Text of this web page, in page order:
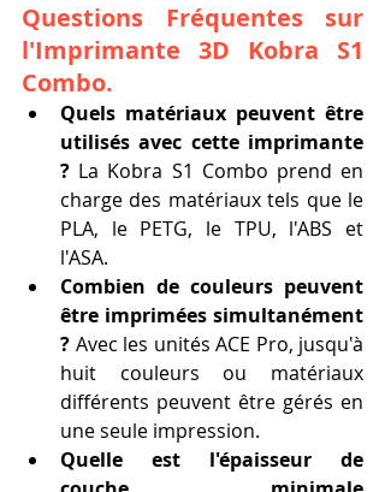
Questions Fréquentes sur
l'Imprimante 3D Kobra S1
Combo.
Quels matériaux peuvent être
utilisés avec cette imprimante
? La Kobra S1 Combo prend en
charge des matériaux tels que le
PLA, le PETG, le TPU, l'ABS et
l'ASA.
Combien de couleurs peuvent
être imprimées simultanément
? Avec les unités ACE Pro, jusqu'à
huit couleurs ou matériaux
différents peuvent être gérés en
une seule impression.
Quelle est l'épaisseur de